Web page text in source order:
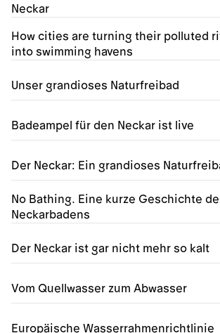
Neckar
How cities are turning their polluted
into swimming havens
Unser grandioses Naturfreibad
Badeampel für den Neckar ist live
Der Neckar: Ein grandioses
No Bathing. Eine kurze Geschichte
Neckarbadens
Der Neckar ist gar nicht mehr so kalt
Vom Quellwasser zum Abwasser
Europäische Wasserrahmenrichtlinie